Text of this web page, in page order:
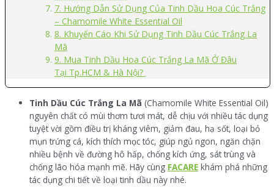
7. Hướng Dẫn Sử Dụng Của Tinh Dầu Hoa Cúc Trắng
– Chamomile White Essential Oil
8. Khuyến Cáo Khi Sử Dụng Tinh Dầu Cúc Trắng La
Mã
9. Mua Tinh Dầu Hoa Cúc Trắng La Mã Ở Đâu
Tại Tp.HCM & Hà Nội?
Tinh Dầu Cúc Trắng La Mã (Chamomile White Essential Oil)
nguyên chất có mùi thơm tươi mát, dễ chịu với nhiều tác dụng
tuyệt vời gồm điều trị kháng viêm, giảm đau, hạ sốt, loại bỏ
mụn trứng cá, kích thích mọc tóc, giúp ngủ ngon, ngăn chặn
nhiều bệnh về đường hô hấp, chống kích ứng, sát trùng và
chống lão hóa mạnh mẽ. Hãy cùng FACARE khám phá những
tác dụng chi tiết về loại tinh dầu này nhé.